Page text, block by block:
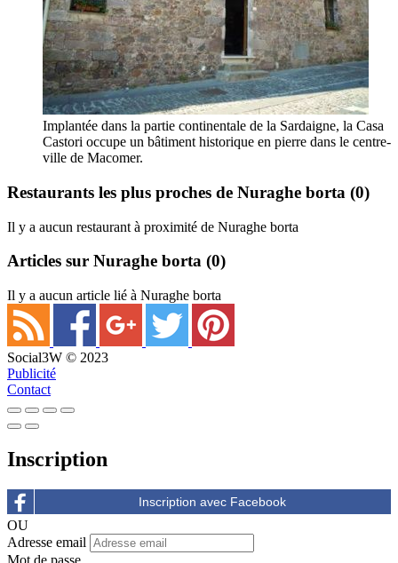
Implantée dans la partie continentale de la Sardaigne, la Casa
Castori occupe un bâtiment historique en pierre dans le centre-
ville de Macomer.
Restaurants les plus proches de Nuraghe borta (0)
Il y a aucun restaurant à proximité de Nuraghe borta
Articles sur Nuraghe borta (0)
Il y a aucun article lié à Nuraghe borta
Social3W © 2023
Publicité
Contact
Inscription
OU
Adresse email
Mot de passe